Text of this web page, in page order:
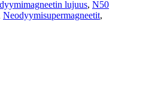
lujuus, N50
Neodyymisupermagneetit,